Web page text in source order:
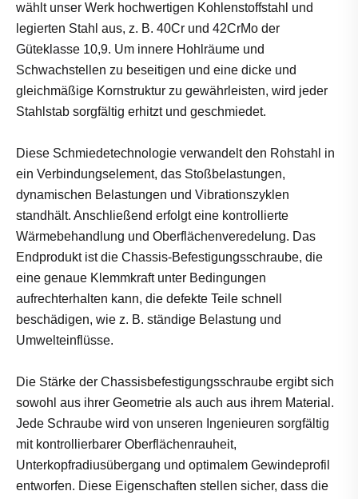
wählt unser Werk hochwertigen Kohlenstoffstahl und
legierten Stahl aus, z. B. 40Cr und 42CrMo der
Güteklasse 10,9. Um innere Hohlräume und
Schwachstellen zu beseitigen und eine dicke und
gleichmäßige Kornstruktur zu gewährleisten, wird jeder
Stahlstab sorgfältig erhitzt und geschmiedet.
Diese Schmiedetechnologie verwandelt den Rohstahl in
ein Verbindungselement, das Stoßbelastungen,
dynamischen Belastungen und Vibrationszyklen
standhält. Anschließend erfolgt eine kontrollierte
Wärmebehandlung und Oberflächenveredelung. Das
Endprodukt ist die Chassis-Befestigungsschraube, die
eine genaue Klemmkraft unter Bedingungen
aufrechterhalten kann, die defekte Teile schnell
beschädigen, wie z. B. ständige Belastung und
Umwelteinflüsse.
Die Stärke der Chassisbefestigungsschraube ergibt sich
sowohl aus ihrer Geometrie als auch aus ihrem Material.
Jede Schraube wird von unseren Ingenieuren sorgfältig
mit kontrollierbarer Oberflächenrauheit,
Unterkopfradiusübergang und optimalem Gewindeprofil
entworfen. Diese Eigenschaften stellen sicher, dass die